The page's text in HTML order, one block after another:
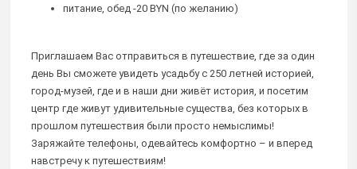
питание, обед -20 BYN (по желанию)
Приглашаем Вас отправиться в путешествие, где за один
день Вы сможете увидеть усадьбу с 250 летней историей,
город-музей, где и в наши дни живёт история, и посетим
центр где живут удивительные существа, без которых в
прошлом путешествия были просто немыслимы!
Заряжайте телефоны, одевайтесь комфортно – и вперед
навстречу к путешествиям!